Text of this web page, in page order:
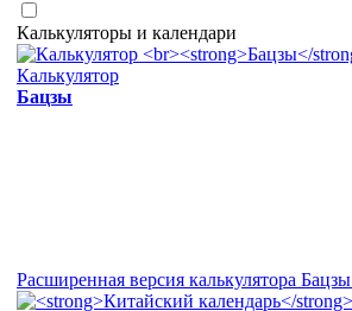
Калькуляторы и календари
Калькулятор
Бацзы
Расширенная версия калькулятора Бацзы